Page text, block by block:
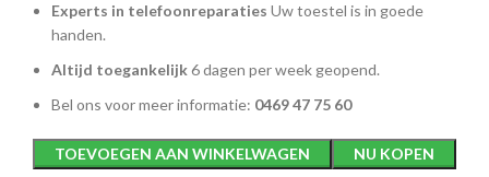
Experts in telefoonreparaties Uw toestel is in goede
handen.
Altijd toegankelijk6 dagen per week geopend.
Bel ons voor meer informatie: 0469 47 75 60
TOEVOEGEN AAN WINKELWAGEN NU KOPEN